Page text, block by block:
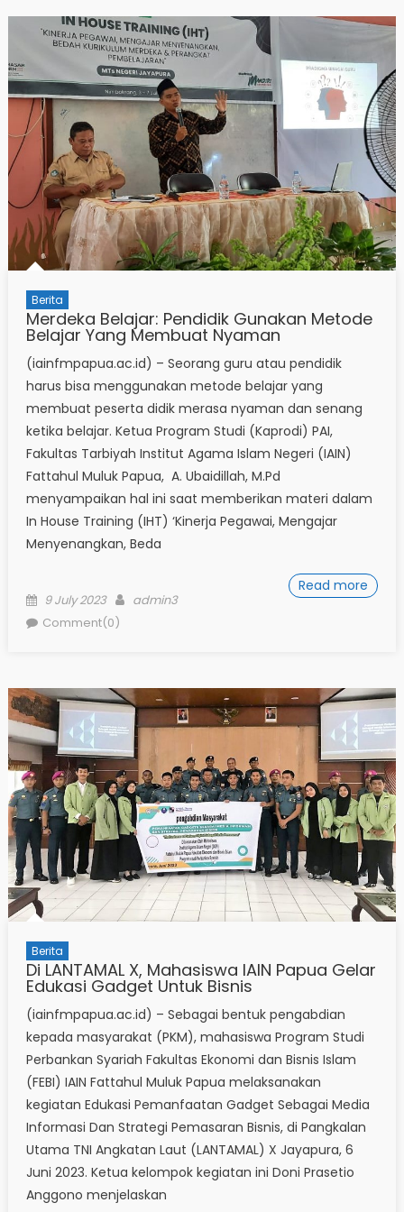
Berita
Merdeka Belajar: Pendidik Gunakan Metode
Belajar Yang Membuat Nyaman
(iainfmpapua.ac.id) – Seorang guru atau pendidik
harus bisa menggunakan metode belajar yang
membuat peserta didik merasa nyaman dan senang
ketika belajar. Ketua Program Studi (Kaprodi) PAI,
Fakultas Tarbiyah Institut Agama Islam Negeri (IAIN)
Fattahul Muluk Papua, A. Ubaidillah, M.Pd
menyampaikan hal ini saat memberikan materi dalam
In House Training (IHT) ‘Kinerja Pegawai, Mengajar
Menyenangkan, Beda
Read more
Posted
on
9 July 2023 Author
admin3
Comment(0)
Berita
Di LANTAMAL X, Mahasiswa IAIN Papua Gelar
Edukasi Gadget Untuk Bisnis
(iainfmpapua.ac.id) – Sebagai bentuk pengabdian
kepada masyarakat (PKM), mahasiswa Program Studi
Perbankan Syariah Fakultas Ekonomi dan Bisnis Islam
(FEBI) IAIN Fattahul Muluk Papua melaksanakan
kegiatan Edukasi Pemanfaatan Gadget Sebagai Media
Informasi Dan Strategi Pemasaran Bisnis, di Pangkalan
Utama TNI Angkatan Laut (LANTAMAL) X Jayapura, 6
Juni 2023. Ketua kelompok kegiatan ini Doni Prasetio
Anggono menjelaskan